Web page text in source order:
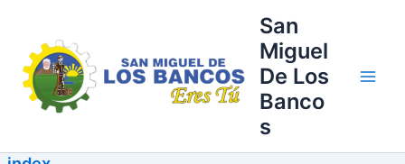
contenido
San
Miguel
De Los
Banco
s